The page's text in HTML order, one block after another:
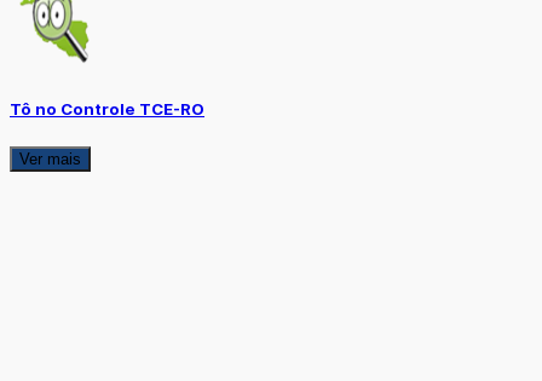
Tô no Controle TCE-RO
Ver mais